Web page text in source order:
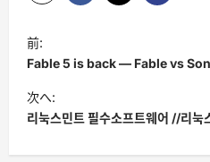
投
稿
ナ
ビ
前:
Fable 5 is back — Fable vs
次へ:
리눅스민트 필수소프트웨어 //리눅